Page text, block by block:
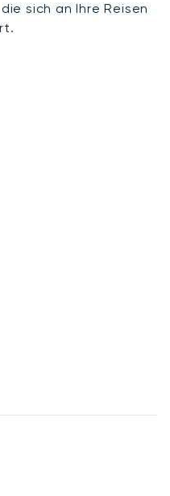
sich an Ihre Reisen